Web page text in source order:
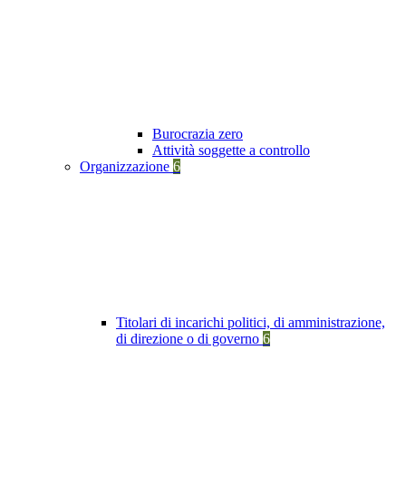
Burocrazia zero
Attività soggette a controllo
Organizzazione 6
Titolari di incarichi politici, di amministrazione,
di direzione o di governo 6